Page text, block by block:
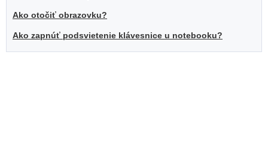
Ako otočiť obrazovku?
Ako zapnúť podsvietenie klávesnice u notebooku?